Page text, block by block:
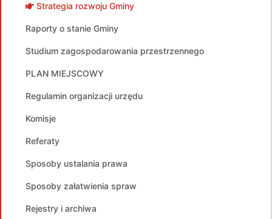
Strategia rozwoju Gminy
Raporty o stanie Gminy
Studium zagospodarowania przestrzennego
PLAN MIEJSCOWY
Regulamin organizacji urzędu
Komisje
Referaty
Sposoby ustalania prawa
Sposoby załatwienia spraw
Rejestry i archiwa